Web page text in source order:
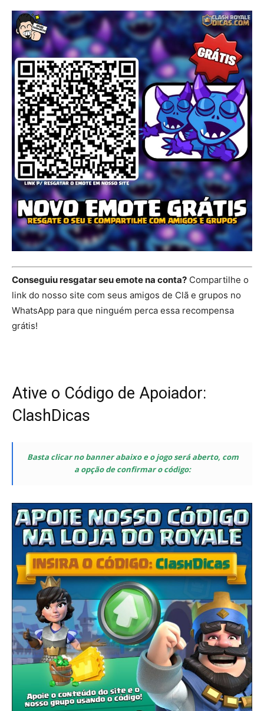
Conseguiu resgatar seu emote na conta? Compartilhe o
link do nosso site com seus amigos de Clã e grupos no
WhatsApp para que ninguém perca essa recompensa
grátis!
Ative o Código de Apoiador:
ClashDicas
Basta clicar no banner abaixo e o jogo será aberto, com
a opção de confirmar o código: